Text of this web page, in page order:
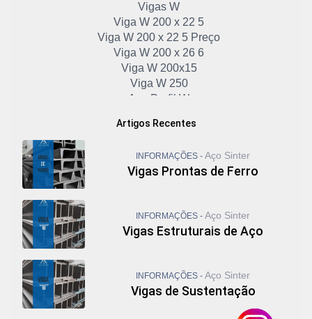
Vigas W
Viga W 200 x 22 5
Viga W 200 x 22 5 Preço
Viga W 200 x 26 6
Viga W 200x15
Viga W 250
Aço Perfil W
Chapa U de Ferro
Viga W 250 x 22 3
Viga W 250 x 44 8
Viga W 310 x 38 7
Viga W 360 x 32 9
Viga W 410 x 38 8
Viga W 610 x 174
Artigos Recentes
INFORMAÇÕES - Aço Sinter
Vigas Prontas de Ferro
INFORMAÇÕES - Aço Sinter
Vigas Estruturais de Aço
INFORMAÇÕES - Aço Sinter
Vigas de Sustentação